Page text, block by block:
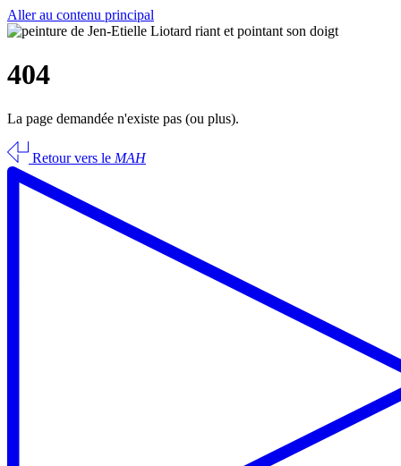
Aller au contenu principal
404
La page demandée n'existe pas (ou plus).
Retour vers le MAH